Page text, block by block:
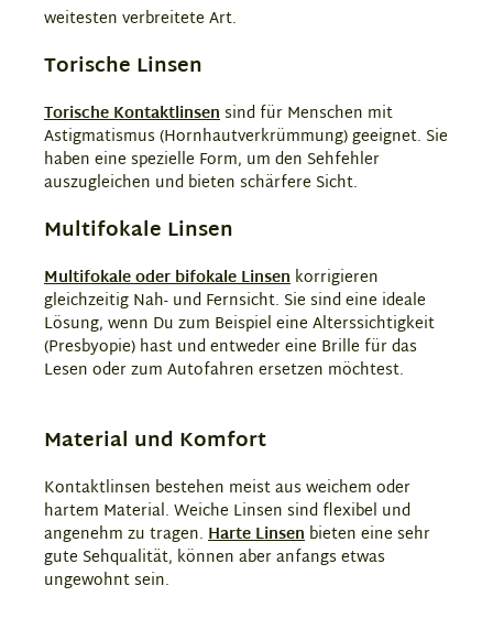
weitesten verbreitete Art.
Torische Linsen
Torische Kontaktlinsensind für Menschen mit
Astigmatismus (Hornhautverkrümmung) geeignet. Sie
haben eine spezielle Form, um den Sehfehler
auszugleichen und bieten schärfere Sicht.
Multifokale Linsen
Multifokale oder bifokale Linsen korrigieren
gleichzeitig Nah- und Fernsicht. Sie sind eine ideale
Lösung, wenn Du zum Beispiel eine Alterssichtigkeit
(Presbyopie) hast und entweder eine Brille für das
Lesen oder zum Autofahren ersetzen möchtest.
Material und Komfort
Kontaktlinsen bestehen meist aus weichem oder
hartem Material. Weiche Linsen sind flexibel und
angenehm zu tragen. Harte Linsen bieten eine sehr
gute Sehqualität, können aber anfangs etwas
ungewohnt sein.